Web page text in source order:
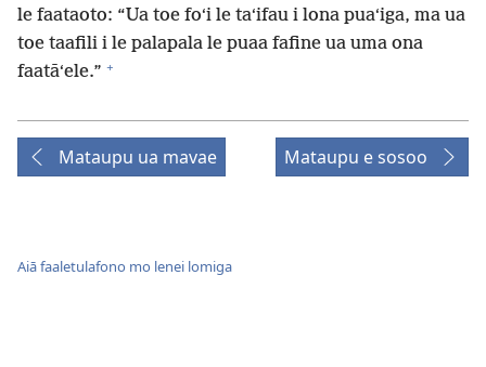
le faataoto: “Ua toe foʻi le taʻifau i lona puaʻiga, ma ua
toe taafili i le palapala le puaa fafine ua uma ona
faatāʻele.” +
Mataupu ua mavae Mataupu e sosoo
Aiā faaletulafono mo lenei lomiga